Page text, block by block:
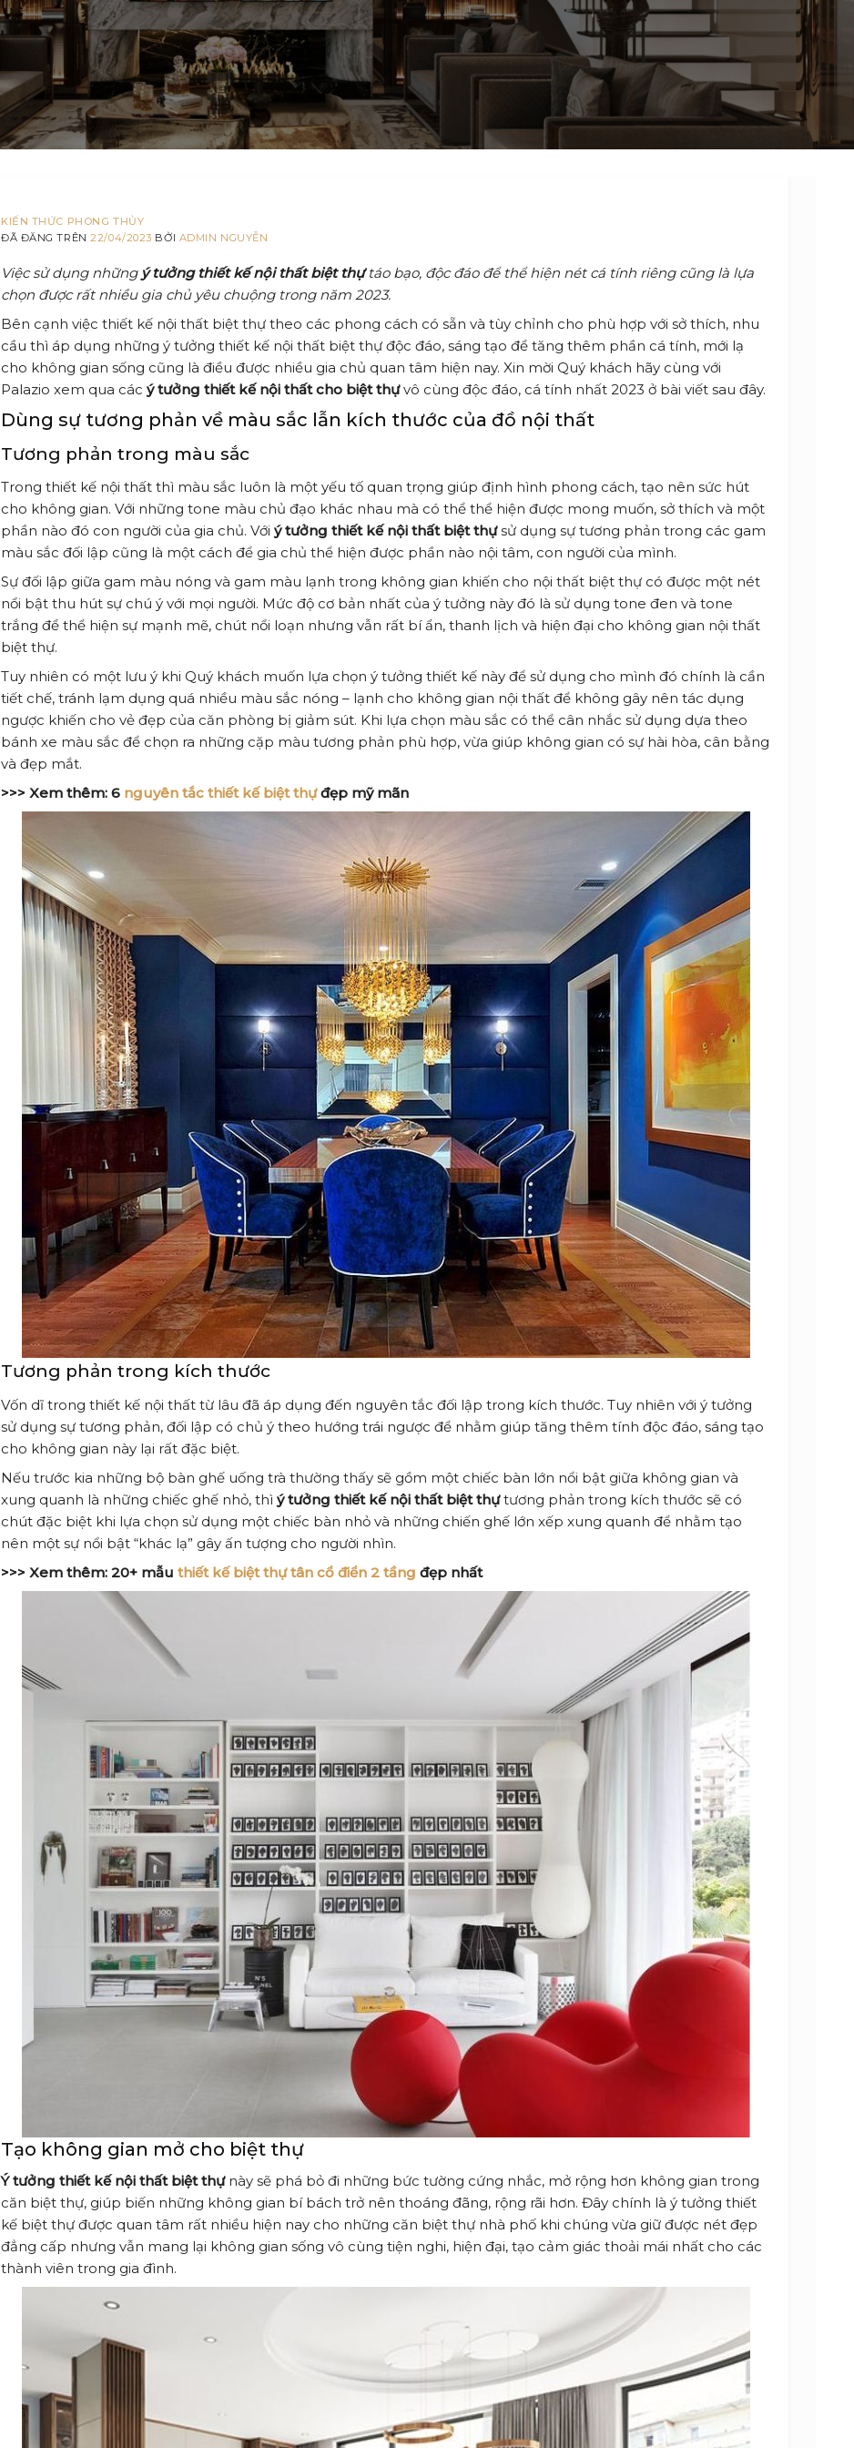
KIẾN THỨC PHONG THỦY
ĐÃ ĐĂNG TRÊN22/04/2023 BỞI ADMIN NGUYỄN
Việc sử dụng những ý tưởng thiết kế nội thất biệt thựtáo bạo, độc đáo để thể hiện nét cá tính riêng cũng là lựa
chọn được rất nhiều gia chủ yêu chuộng trong năm 2023.
Bên cạnh việc thiết kế nội thất biệt thự theo các phong cách có sẵn và tùy chỉnh cho phù hợp với sở thích, nhu
cầu thì áp dụng những ý tưởng thiết kế nội thất biệt thự độc đáo, sáng tạo để tăng thêm phần cá tính, mới lạ
cho không gian sống cũng là điều được nhiều gia chủ quan tâm hiện nay. Xin mời Quý khách hãy cùng với
Palazio xem qua các ý tưởng thiết kế nội thất cho biệt thựvô cùng độc đáo, cá tính nhất 2023 ở bài viết sau đây.
Dùng sự tương phản về màu sắc lẫn kích thước của đồ nội thất
Tương phản trong màu sắc
Trong thiết kế nội thất thì màu sắc luôn là một yếu tố quan trọng giúp định hình phong cách, tạo nên sức hút
cho không gian. Với những tone màu chủ đạo khác nhau mà có thể thể hiện được mong muốn, sở thích và một
phần nào đó con người của gia chủ. Với ý tưởng thiết kế nội thất biệt thựsử dụng sự tương phản trong các gam
màu sắc đối lập cũng là một cách để gia chủ thể hiện được phần nào nội tâm, con người của mình.
Sự đối lập giữa gam màu nóng và gam màu lạnh trong không gian khiến cho nội thất biệt thự có được một nét
nổi bật thu hút sự chú ý với mọi người. Mức độ cơ bản nhất của ý tưởng này đó là sử dụng tone đen và tone
trắng để thể hiện sự mạnh mẽ, chút nổi loạn nhưng vẫn rất bí ẩn, thanh lịch và hiện đại cho không gian nội thất
biệt thự.
Tuy nhiên có một lưu ý khi Quý khách muốn lựa chọn ý tưởng thiết kế này để sử dụng cho mình đó chính là cần
tiết chế, tránh lạm dụng quá nhiều màu sắc nóng – lạnh cho không gian nội thất để không gây nên tác dụng
ngược khiến cho vẻ đẹp của căn phòng bị giảm sút. Khi lựa chọn màu sắc có thể cân nhắc sử dụng dựa theo
bánh xe màu sắc để chọn ra những cặp màu tương phản phù hợp, vừa giúp không gian có sự hài hòa, cân bằng
và đẹp mắt.
>>> Xem thêm: 6 nguyên tắc thiết kế biệt thựđẹp mỹ mãn
Tương phản trong kích thước
Vốn dĩ trong thiết kế nội thất từ lâu đã áp dụng đến nguyên tắc đối lập trong kích thước. Tuy nhiên với ý tưởng
sử dụng sự tương phản, đối lập có chủ ý theo hướng trái ngược để nhằm giúp tăng thêm tính độc đáo, sáng tạo
cho không gian này lại rất đặc biệt.
Nếu trước kia những bộ bàn ghế uống trà thường thấy sẽ gồm một chiếc bàn lớn nổi bật giữa không gian và
xung quanh là những chiếc ghế nhỏ, thì ý tưởng thiết kế nội thất biệt thựtương phản trong kích thước sẽ có
chút đặc biệt khi lựa chọn sử dụng một chiếc bàn nhỏ và những chiến ghế lớn xếp xung quanh để nhằm tạo
nên một sự nổi bật “khác lạ” gây ấn tượng cho người nhìn.
>>> Xem thêm: 20+ mẫu thiết kế biệt thự tân cổ điển 2 tầng đẹp nhất
Tạo không gian mở cho biệt thự
Ý tưởng thiết kế nội thất biệt thựnày sẽ phá bỏ đi những bức tường cứng nhắc, mở rộng hơn không gian trong
căn biệt thự, giúp biến những không gian bí bách trở nên thoáng đãng, rộng rãi hơn. Đây chính là ý tưởng thiết
kế biệt thự được quan tâm rất nhiều hiện nay cho những căn biệt thự nhà phố khi chúng vừa giữ được nét đẹp
đẳng cấp nhưng vẫn mang lại không gian sống vô cùng tiện nghi, hiện đại, tạo cảm giác thoải mái nhất cho các
thành viên trong gia đình.